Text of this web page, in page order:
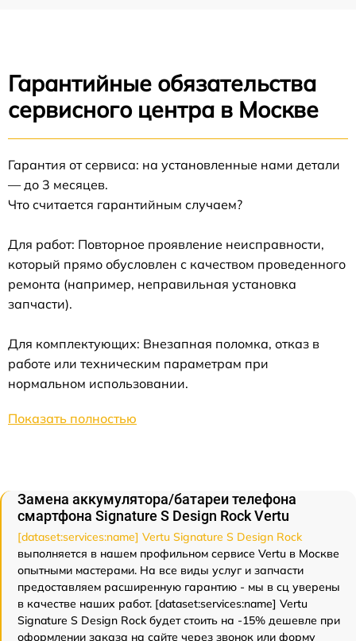
Гарантийные обязательства
сервисного центра в Москве
Гарантия от сервиса: на установленные нами детали
— до 3 месяцев.
Что считается гарантийным случаем?
Для работ: Повторное проявление неисправности,
который прямо обусловлен с качеством проведенного
ремонта (например, неправильная установка
запчасти).
Для комплектующих: Внезапная поломка, отказ в
работе или техническим параметрам при
нормальном использовании.
Показать полностью
Замена аккумулятора/батареи телефона
смартфона Signature S Design Rock Vertu
[dataset:services:name] Vertu Signature S Design Rock
выполняется в нашем профильном сервисе Vertu в Москве
опытными мастерами. На все виды услуг и запчасти
предоставляем расширенную гарантию - мы в сц уверены
в качестве наших работ. [dataset:services:name] Vertu
Signature S Design Rock будет стоить на -15% дешевле при
оформлении заказа на сайте через звонок или форму